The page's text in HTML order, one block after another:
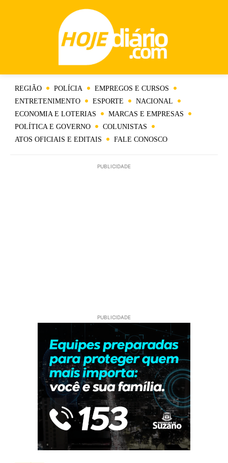
REGIÃO POLÍCIA
EMPREGOS E CURSOS
ENTRETENIMENTO
ESPORTE
NACIONAL
ECONOMIA E LOTERIAS
MARCAS E EMPRESAS
POLÍTICA E GOVERNO
COLUNISTAS
ATOS OFICIAIS E EDITAIS
FALE CONOSCO
PUBLICIDADE
PUBLICIDADE